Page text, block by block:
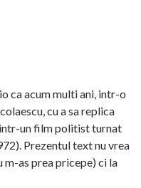
ca acum multi ani, intr-o
cu a sa replica
un film politist turnat
Prezentul text nu vrea
m-as prea pricepe) ci la